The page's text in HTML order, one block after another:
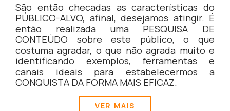
São então checadas as características do
PÚBLICO-ALVO, afinal, desejamos atingir. É
então realizada uma PESQUISA DE
CONTEÚDO sobre este público, o que
costuma agradar, o que não agrada muito e
identificando exemplos, ferramentas e
canais ideais para estabelecermos a
CONQUISTA DA FORMA MAIS EFICAZ.
VER MAIS